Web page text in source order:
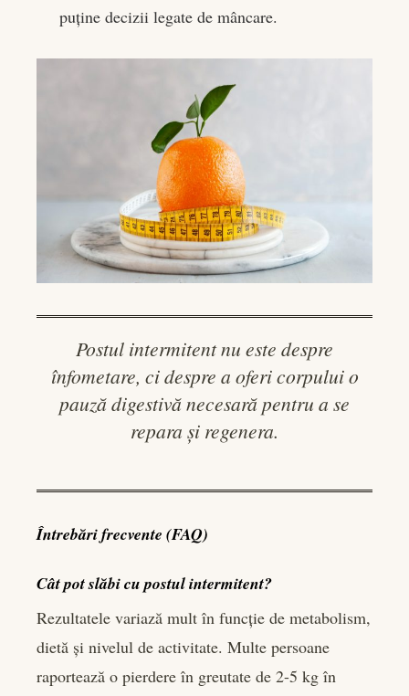
puține decizii legate de mâncare.
Postul intermitent nu este despre
înfometare, ci despre a oferi corpului o
pauză digestivă necesară pentru a se
repara și regenera.
Întrebări frecvente (FAQ)
Cât pot slăbi cu postul intermitent?
Rezultatele variază mult în funcție de metabolism,
dietă și nivelul de activitate. Multe persoane
raportează o pierdere în greutate de 2-5 kg în